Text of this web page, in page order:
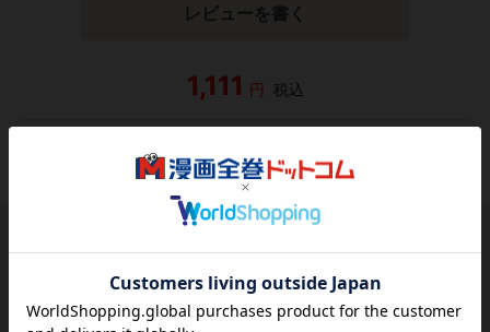
レビューを書く
1,111 円 税込
シェアする